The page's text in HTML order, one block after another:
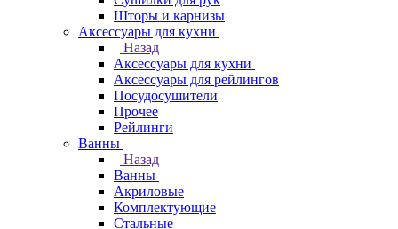
Шторы и карнизы
Аксессуары для кухни
Назад
Аксессуары для кухни
Аксессуары для рейлингов
Посудосушители
Прочее
Рейлинги
Ванны
Назад
Ванны
Акриловые
Комплектующие
Стальные